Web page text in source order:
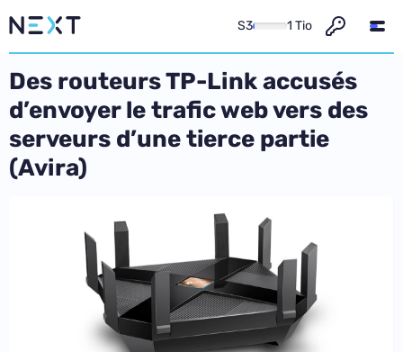
S3 1 Tio
Des routeurs TP-Link accusés
d’envoyer le trafic web vers des
serveurs d’une tierce partie
(Avira)